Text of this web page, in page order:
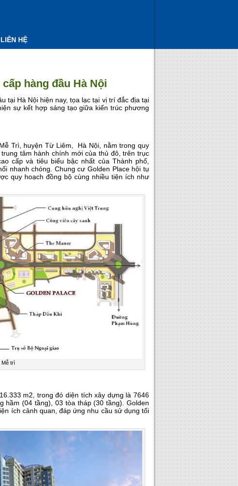
LIÊN HỆ
hàng đầu Hà Nội
tại Hà Nội hiện nay, tọa lạc tại vị trí đắc địa tại
sự kết hợp sáng tạo giữa kiến trúc phương
Trì, huyện Từ Liêm, Hà Nội, nằm trong quy
tâm hành chính mới của thủ đô, trên trục
cấp và tiêu biểu bậc nhất của Thành phố,
nhanh chóng. Chung cư Golden Place hội tụ
quy hoạch đồng bộ cùng nhiều tiện ích như
Mễ trì
m2, trong đó diện tích xây dựng là 7646
(04 tầng), 03 tòa tháp (30 tầng). Golden
ích cảnh quan, đáp ứng nhu cầu sử dụng tối